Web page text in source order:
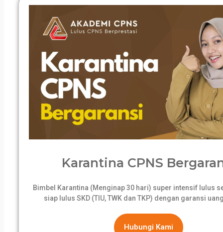
Karantina CPNS
Bimbel Karantina (Menginap 30 hari) super intensif lulus
siap lulus SKD (TIU, TWK dan TKP) dengan garansi
Hubungi Kami